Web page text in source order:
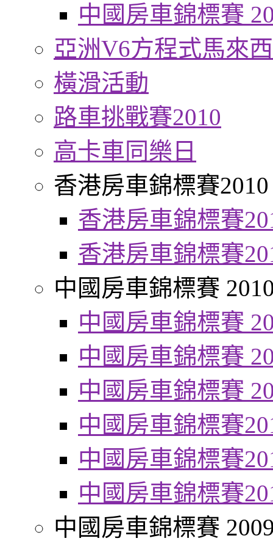
中國房車錦標賽
亞洲V6方程式馬來
橫滑活動
路車挑戰賽2010
高卡車同樂日
香港房車錦標賽2010
香港房車錦標賽
香港房車錦標賽
中國房車錦標賽
中國房車錦標賽
中國房車錦標賽
中國房車錦標賽
中國房車錦標賽
中國房車錦標賽
中國房車錦標賽
中國房車錦標賽